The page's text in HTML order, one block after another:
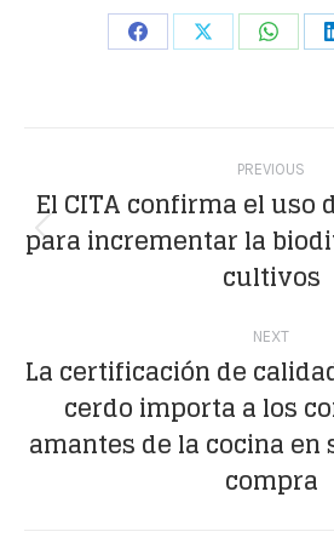
Share
Share
Share
navigationPREVIOUS
post:
El CITA confirma el uso
para incrementar la
cultivos
NEXT
post:
La certificación de
cerdo importa a los
amantes de la cocina
compra